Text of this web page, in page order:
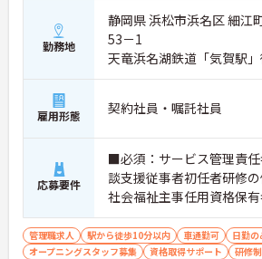
勤務地
静岡県 浜松市浜名区 細江
53－1
天竜浜名湖鉄道「気賀駅
雇用形態 契約社員・嘱託社員
応募要件
■必須：サービス管理責
談支援従事者初任者研修
社会福祉主事任用資格保
（旧ヘルパー2級）、サー
業務経験
管理職求人 駅から徒歩10分以内 車通勤可 日勤の
オープニングスタッフ募集
資格取得サポート
研修